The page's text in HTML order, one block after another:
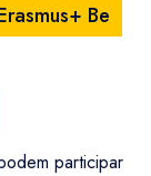
Be
participar